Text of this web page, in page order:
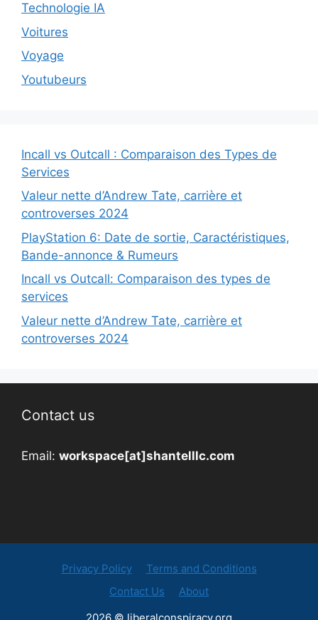
Technologie IA
Voitures
Voyage
Youtubeurs
Incall vs Outcall : Comparaison des Types de
Services
Valeur nette d’Andrew Tate, carrière et
controverses 2024
PlayStation 6: Date de sortie, Caractéristiques,
Bande-annonce & Rumeurs
Incall vs Outcall: Comparaison des types de
services
Valeur nette d’Andrew Tate, carrière et
controverses 2024
Contact us
Email: workspace[at]shantelllc.com
Privacy Policy
Terms and Conditions
Contact Us
About
2026 © liberalconspiracy.org